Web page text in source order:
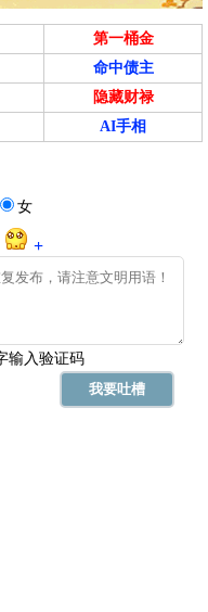
第一桶金
命中债主
隐藏财禄
AI手相